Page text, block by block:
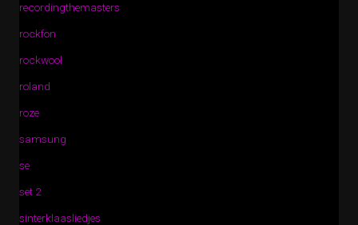
recordingthemasters
rockfon
rockwool
roland
roze
samsung
se
set 2
sinterklaasliedjes